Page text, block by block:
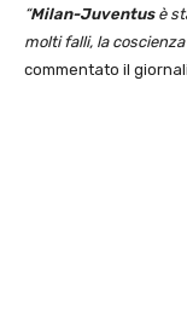
“Milan-Juventusè
molti falli, la
commentato il